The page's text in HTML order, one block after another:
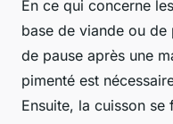
En ce qui concerne
base de viande ou de
de pause après une
pimenté est
Ensuite, la cuisson